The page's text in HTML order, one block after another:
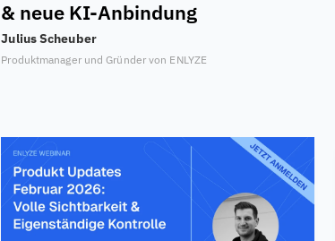
& neue KI-Anbindung
Julius Scheuber
Produktmanager und Gründer von ENLYZE